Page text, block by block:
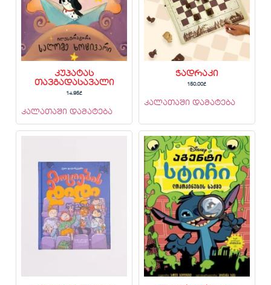
კუპატას
თავგადასავალი
14.95₾
კალათაში დამატება
ჭადრაკი
150.00₾
კალათაში დამატება